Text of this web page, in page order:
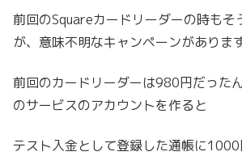
前回のSquareカードリーダーの時もそ
が、意味不明なキャンペーンがありま
前回のカードリーダーは980円だった
のサービスのアカウントを作ると
テスト入金として登録した通帳に